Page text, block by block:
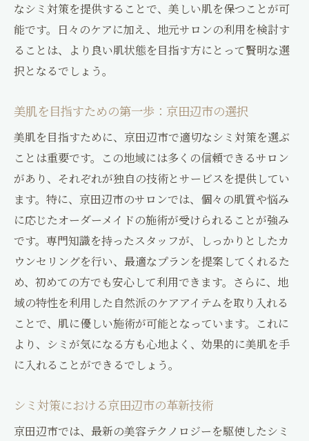
シミケア成功へのステップバイステップガ
イド
京田辺市でのカスタマイズケアの魅力
ル
定期的なケアで美肌を保つ方法
シミケアの効果を最大化する生活習慣
地元サロンで気になるシミを徹底ケア
京田辺市のサロンで得られるシミケアの特
徴
地元サロンの選び方とポイント
施術者とのコミュニケーションの重要性
シミケア前後の注意点とアフターケア
地元サロンでのシミケア体験談
継続的なサロン通いのメリット
美肌を手に入れるための京田辺市のシミ対
策
なシミ対策を提供することで、美しい肌を保つことが可
能です。日々のケアに加え、地元サロンの利用を検討す
ることは、より良い肌状態を目指す方にとって賢明な選
択となるでしょう。
美肌を目指すための第一歩：京田辺市の選択
美肌を目指すために、京田辺市で適切なシミ対策を選ぶ
ことは重要です。この地域には多くの信頼できるサロン
があり、それぞれが独自の技術とサービスを提供してい
ます。特に、京田辺市のサロンでは、個々の肌質や悩み
に応じたオーダーメイドの施術が受けられることが強み
です。専門知識を持ったスタッフが、しっかりとしたカ
ウンセリングを行い、最適なプランを提案してくれるた
め、初めての方でも安心して利用できます。さらに、地
域の特性を利用した自然派のケアアイテムを取り入れる
ことで、肌に優しい施術が可能となっています。これに
より、シミが気になる方も心地よく、効果的に美肌を手
に入れることができるでしょう。
シミ対策における京田辺市の革新技術
京田辺市では、最新の美容テクノロジーを駆使したシミ